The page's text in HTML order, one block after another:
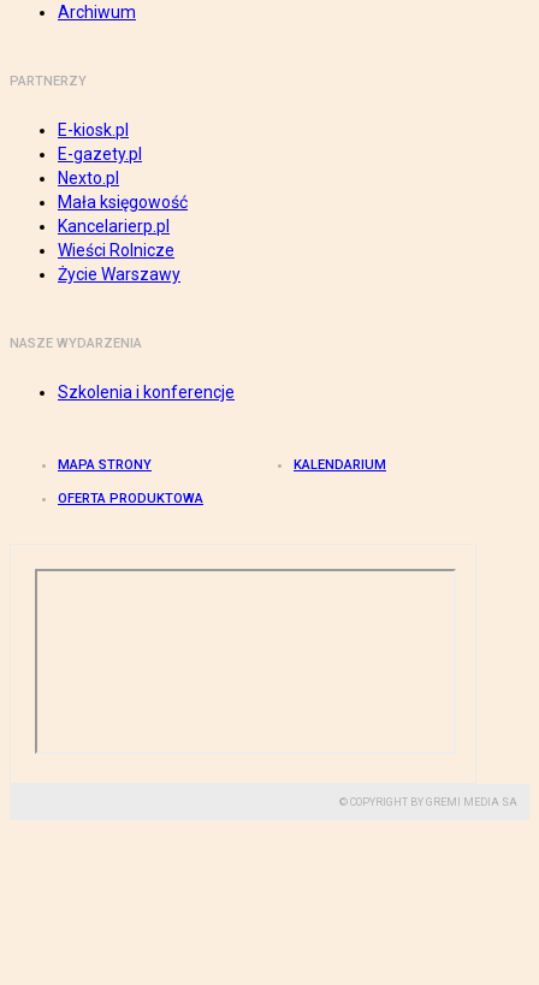
Archiwum
PARTNERZY
E-kiosk.pl
E-gazety.pl
Nexto.pl
Mała księgowość
Kancelarierp.pl
Wieści Rolnicze
Życie Warszawy
NASZE WYDARZENIA
Szkolenia i konferencje
MAPA STRONY KALENDARIUM
OFERTA PRODUKTOWA
© COPYRIGHT BY GREMI MEDIA SA